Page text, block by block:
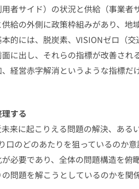
者サイド）の状況と供給（事業者
給の外側に政策枠組みがあり、地
的には、脱炭素、VISIONゼロ（
に出し、それらの指標が改善され
経営赤字解消というような指標だ
する
来に起こりえる問題の解決、ある
のどのあたりを狙っているのか
必要であり、全体の問題構造を俯
問題を解こうとしているのかを関